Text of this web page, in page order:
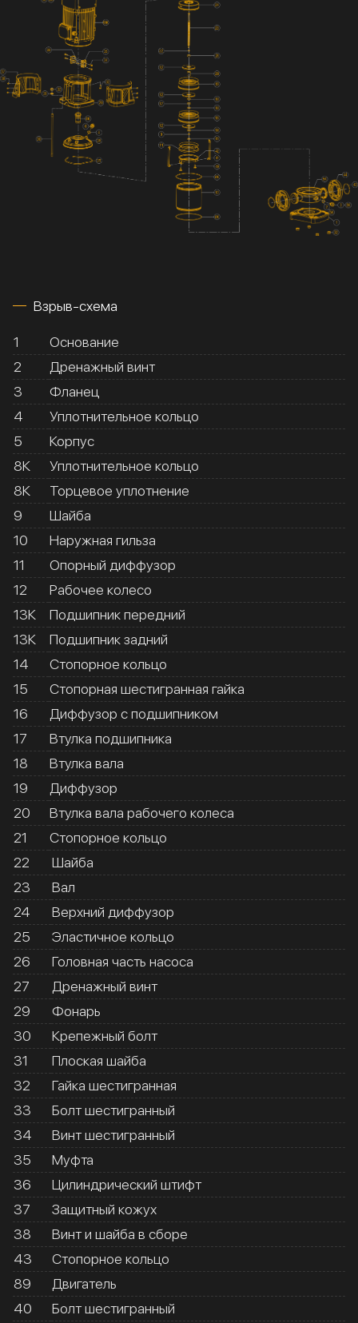
Взрыв-схема
1
Основание
2
Дренажный винт
3
Фланец
4
Уплотнительное кольцо
5
Корпус
8К
Уплотнительное кольцо
8К
Торцевое уплотнение
9
Шайба
10
Наружная гильза
11
Опорный диффузор
12
Рабочее колесо
13К
Подшипник передний
13К
Подшипник задний
14
Стопорное кольцо
15
Стопорная шестигранная гайка
16
Диффузор с подшипником
17
Втулка подшипника
18
Втулка вала
19
Диффузор
20
Втулка вала рабочего колеса
21
Стопорное кольцо
22
Шайба
23
Вал
24
Верхний диффузор
25
Эластичное кольцо
26
Головная часть насоса
27
Дренажный винт
29
Фонарь
30
Крепежный болт
31
Плоская шайба
32
Гайка шестигранная
33
Болт шестигранный
34
Винт шестигранный
35
Муфта
36
Цилиндрический штифт
37
Защитный кожух
38
Винт и шайба в сборе
43
Стопорное кольцо
89
Двигатель
40
Болт шестигранный